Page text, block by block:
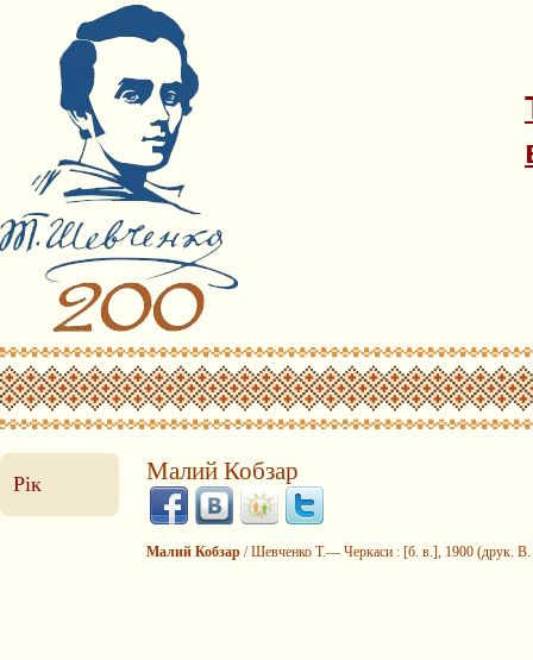
Рік Малий Кобзар
Малий Кобзар / Шевченко Т.— Черкаси : [б. в.], 1900 (друк.